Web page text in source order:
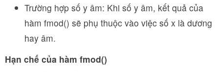
Trường hợp số y âm: Khi số y âm, kết quả của
hàm fmod() sẽ phụ thuộc vào việc số x là dương
hay âm.
Hạn chế của hàm fmod()